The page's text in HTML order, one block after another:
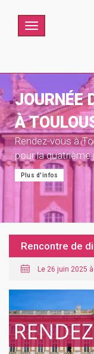
Menu
JOURNÉE
À
Rendez-vous à
pour la quatrième
Plus d'infos
Rencontre de
Le 26 juin 2025